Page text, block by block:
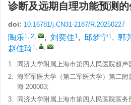
诊断及远期自理功能预测
doi: 10.16781/j.CN31-2187/R.20250227
陶乐1, 2, , 刘奕佳1, 邱梦宁1, 郭
赵佳琦1, ,
1.
同济大学附属上海市第四人民医院超声
2. 海军军医大学（第二军医大学）第二附
海 200003;
3.
同济大学附属上海市第四人民医院医